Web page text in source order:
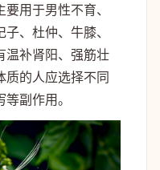
用于男性不育、
、杜仲、牛膝、
温补肾阳、强筋壮
质的人应选择不同
副作用。